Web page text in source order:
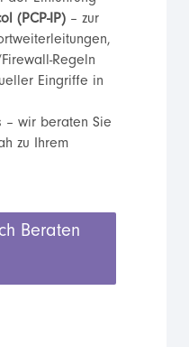
(PCP-IP)– zur
Regeln
Eingriffe in
– wir beraten Sie
zu Ihrem
Beraten